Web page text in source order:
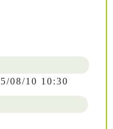
08/10 10:30